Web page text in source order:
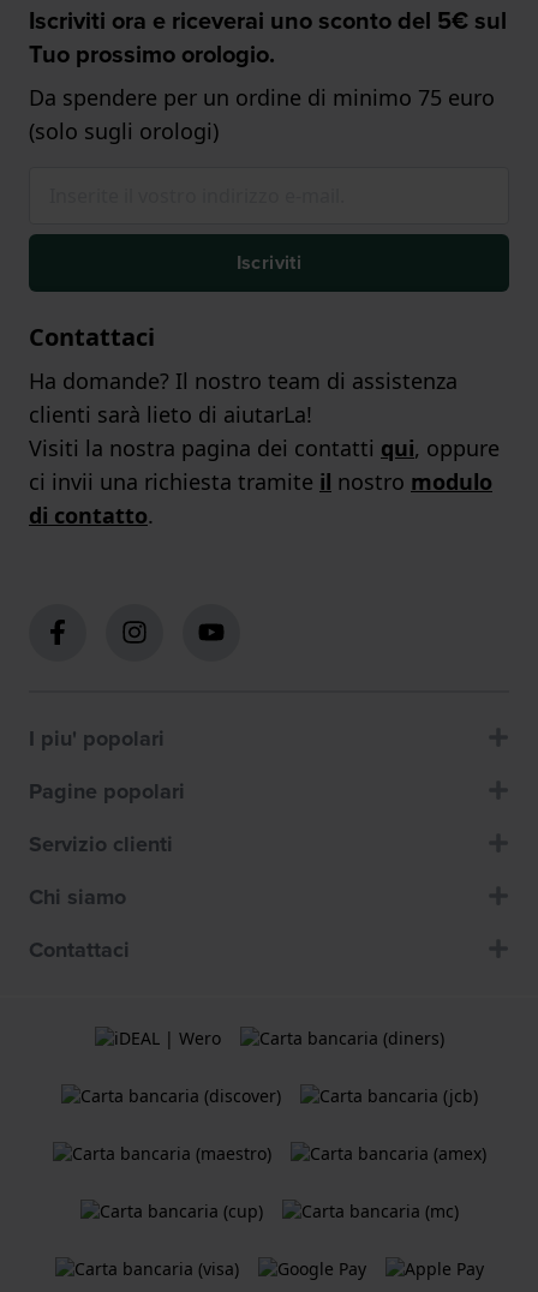
Iscriviti ora e riceverai uno sconto del 5€ sul
Tuo prossimo orologio.
Da spendere per un ordine di minimo 75 euro
(solo sugli orologi)
Iscriviti
Contattaci
Ha domande? Il nostro team di assistenza
clienti sarà lieto di aiutarLa!
Visiti la nostra pagina dei contatti qui, oppure
ci invii una richiesta tramite il nostro modulo
di contatto.
I piu' popolari
Pagine popolari
Servizio clienti
Chi siamo
Contattaci